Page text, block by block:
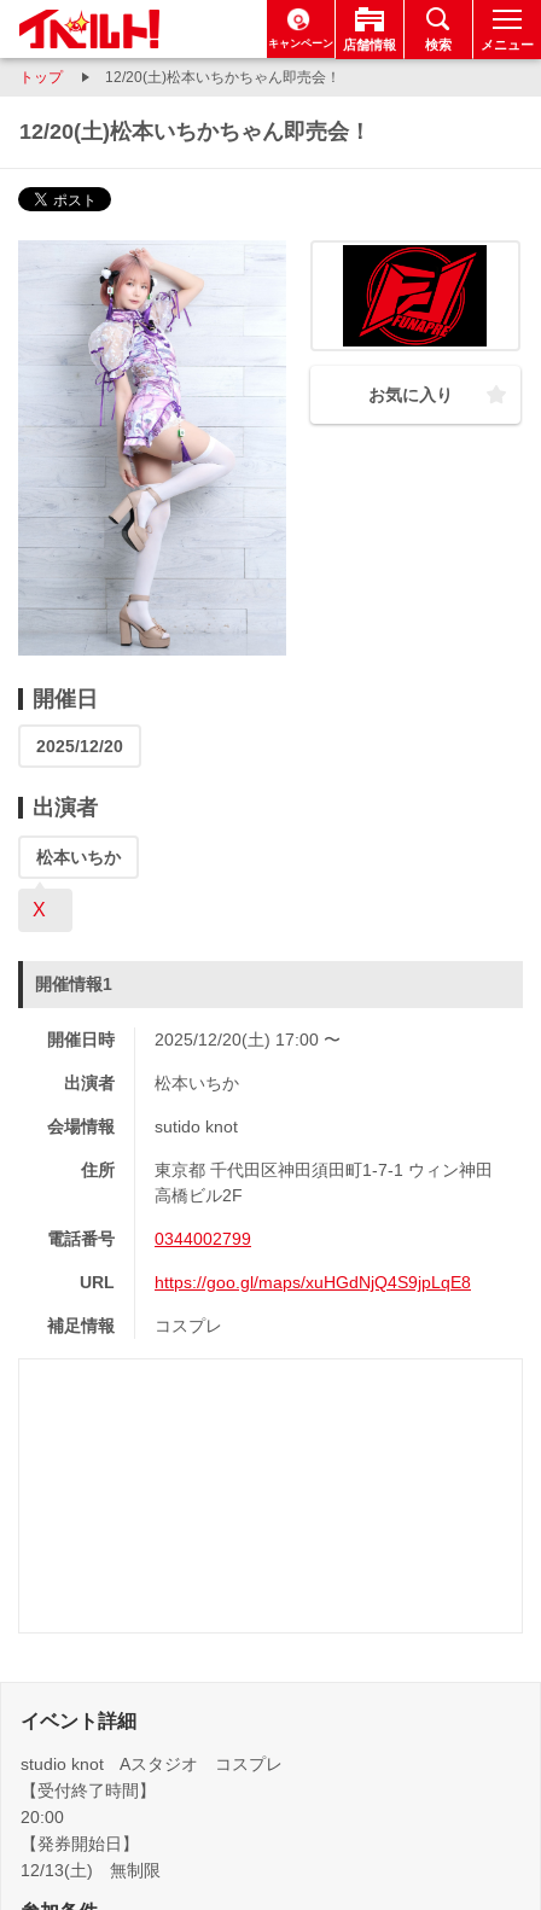
キャンペーン 店舗情報 検索 メニュー
トップ 12/20(土)松本いちかちゃん即売会！
12/20(土)松本いちかちゃん即売会！
お気に入り
開催日
2025/12/20
出演者
松本いちか
X
開催情報1
開催日時 2025/12/20(土) 17:00 〜
出演者 松本いちか
会場情報 sutido knot
住所
東京都 千代田区神田須田町1-7-1 ウィン神田
高橋ビル2F
電話番号 0344002799
URL https://goo.gl/maps/xuHGdNjQ4S9jpLqE8
補足情報 コスプレ
イベント詳細
studio knot Aスタジオ コスプレ
【受付終了時間】
20:00
【発券開始日】
12/13(土) 無制限